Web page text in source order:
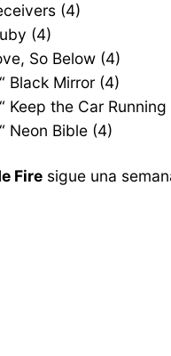
(4)
(4)
So Below (4)
Black Mirror (4)
Keep the Car Running
Neon Bible (4)
Fire sigue una